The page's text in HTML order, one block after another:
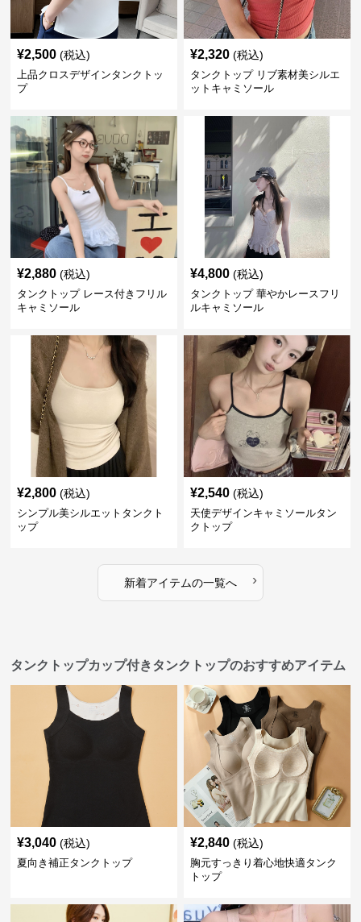
¥2,500 (税込)
上品クロスデザインタンクトッ
プ
¥2,320 (税込)
タンクトップ リブ素材美シルエ
ットキャミソール
¥2,880 (税込)
タンクトップ レース付きフリル
キャミソール
¥4,800 (税込)
タンクトップ 華やかレースフリ
ルキャミソール
¥2,800 (税込)
シンプル美シルエットタンクト
ップ
¥2,540 (税込)
天使デザインキャミソールタン
クトップ
新着アイテムの一覧へ ›
タンクトップカップ付きタンクトップのおすすめアイテム
¥3,040 (税込)
夏向き補正タンクトップ
¥2,840 (税込)
胸元すっきり着心地快適タンク
トップ